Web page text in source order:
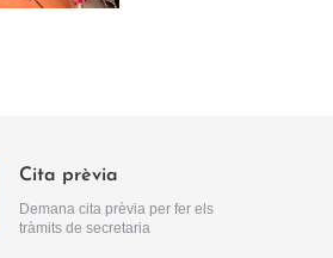
Cita prèvia
Demana cita prèvia per fer els
tràmits de secretaria